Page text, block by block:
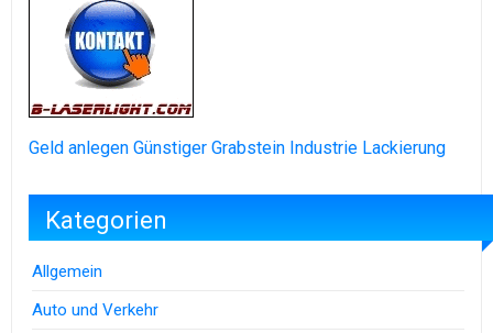
Geld anlegen Günstiger Grabstein Industrie Lackierung
Kategorien
Allgemein
Auto und Verkehr